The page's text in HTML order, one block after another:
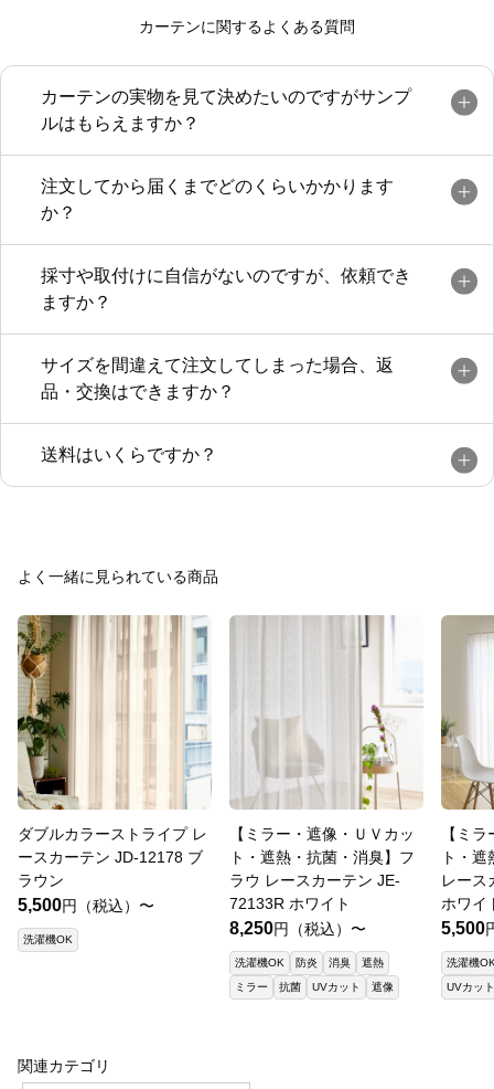
カーテンに関するよくある質問
カーテンの実物を見て決めたいのですがサンプ
ルはもらえますか？
注文してから届くまでどのくらいかかります
か？
採寸や取付けに自信がないのですが、依頼でき
ますか？
サイズを間違えて注文してしまった場合、返
品・交換はできますか？
送料はいくらですか？
よく一緒に見られている商品
ダブルカラーストライプ レ
ースカーテン JD-12178 ブ
ラウン
5,500円（税込）〜
洗濯機OK
【ミラー・遮像・ＵＶカッ
ト・遮熱・抗菌・消臭】フ
ラウ レースカーテン JE-
72133R ホワイト
8,250円（税込）〜
洗濯機OK 防炎 消臭
遮熱
ミラー
抗菌 UVカット 遮像
【ミ
ト・
レース
ホワイ
5,500
洗濯機
UVカット
関連カテゴリ